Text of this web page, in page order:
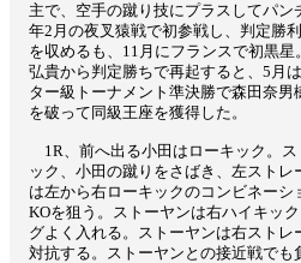
主で、空手の蹴り技にプラスしてパン
年2月の夜叉猿戦で初参戦し、判定勝
を収めるも、11月にフランスで初黒星
弘貴から判定勝ちで再起すると、5月
ター級トーナメント準決勝で森田奈男
を破って同級王座を獲得した。
1R、前へ出る小田はローキック。
ック、小田の蹴りをさばき、左スト
は左から右ローキックのコンビネー
KOを狙う。ストーヤンは右ハイキッ
グよく入れる。ストーヤンは右スト
対抗する。ストーヤンとの接近戦でも